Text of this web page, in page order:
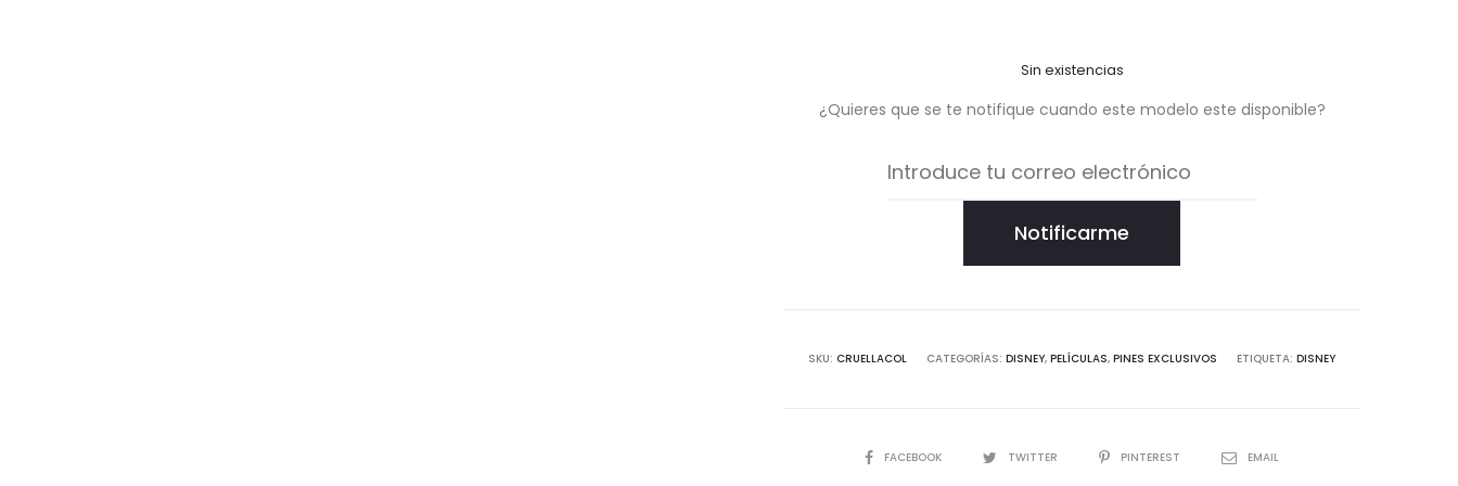
Sin existencias
¿Quieres que se te notifique cuando este modelo este disponible?
Notificarme
SKU: CRUELLACOL CATEGORÍAS: DISNEY, PELÍCULAS, PINES EXCLUSIVOS ETIQUETA: DISNEY
COMPARTIR
FACEBOOK TWITTER PINTEREST EMAIL